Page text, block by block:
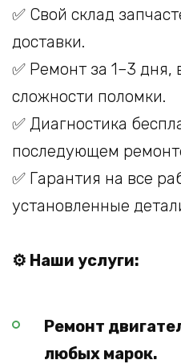
✅ Свой склад
доставки.
✅ Ремонт за 1–3 дня,
сложности поломки.
✅ Диагностика
последующем
✅ Гарантия на все
установленные
⚙️ Наши услуги:
Ремонт
любых марок.